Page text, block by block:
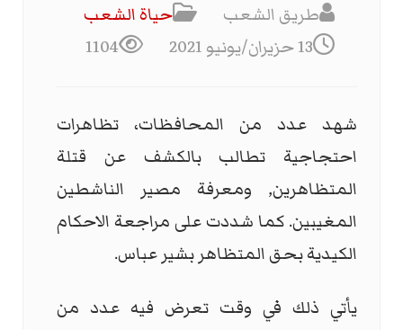
طريق الشعب
حياة الشعب
13 حزيران/يونيو 2021
1104
شهد عدد من المحافظات، تظاهرات
احتجاجية تطالب بالكشف عن قتلة
المتظاهرين, ومعرفة مصير الناشطين
المغيبين. كما شددت على مراجعة الاحكام
الكيدية بحق المتظاهر بشير عباس.
يأتي ذلك في وقت تعرض فيه عدد من